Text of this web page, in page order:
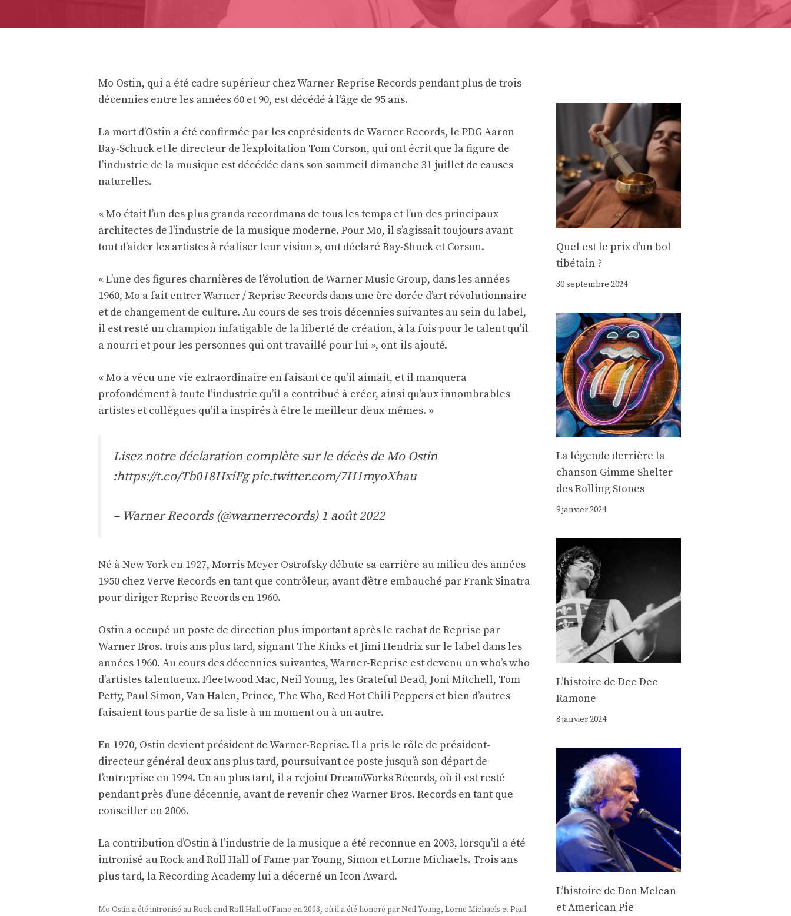
Mo Ostin, qui a été cadre supérieur chez Warner-Reprise Records pendant plus de trois
décennies entre les années 60 et 90, est décédé à l’âge de 95 ans.
La mort d’Ostin a été confirmée par les coprésidents de Warner Records, le PDG Aaron
Bay-Schuck et le directeur de l’exploitation Tom Corson, qui ont écrit que la figure de
l’industrie de la musique est décédée dans son sommeil dimanche 31 juillet de causes
naturelles.
« Mo était l’un des plus grands recordmans de tous les temps et l’un des principaux
architectes de l’industrie de la musique moderne. Pour Mo, il s’agissait toujours avant
tout d’aider les artistes à réaliser leur vision », ont déclaré Bay-Shuck et Corson.
« L’une des figures charnières de l’évolution de Warner Music Group, dans les années
1960, Mo a fait entrer Warner / Reprise Records dans une ère dorée d’art révolutionnaire
et de changement de culture. Au cours de ses trois décennies suivantes au sein du label,
il est resté un champion infatigable de la liberté de création, à la fois pour le talent qu’il
a nourri et pour les personnes qui ont travaillé pour lui », ont-ils ajouté.
« Mo a vécu une vie extraordinaire en faisant ce qu’il aimait, et il manquera
profondément à toute l’industrie qu’il a contribué à créer, ainsi qu’aux innombrables
artistes et collègues qu’il a inspirés à être le meilleur d’eux-mêmes. »
Lisez notre déclaration complète sur le décès de Mo Ostin
:https://t.co/Tb018HxiFg pic.twitter.com/7H1myoXhau
– Warner Records (@warnerrecords)1 août 2022
Né à New York en 1927, Morris Meyer Ostrofsky débute sa carrière au milieu des années
1950 chez Verve Records en tant que contrôleur, avant d’être embauché par Frank Sinatra
pour diriger Reprise Records en 1960.
Ostin a occupé un poste de direction plus important après le rachat de Reprise par
Warner Bros. trois ans plus tard, signant The Kinks et Jimi Hendrix sur le label dans les
années 1960. Au cours des décennies suivantes, Warner-Reprise est devenu un who’s who
d’artistes talentueux. Fleetwood Mac, Neil Young, les Grateful Dead, Joni Mitchell, Tom
Petty, Paul Simon, Van Halen, Prince, The Who, Red Hot Chili Peppers et bien d’autres
faisaient tous partie de sa liste à un moment ou à un autre.
En 1970, Ostin devient président de Warner-Reprise. Il a pris le rôle de président-
directeur général deux ans plus tard, poursuivant ce poste jusqu’à son départ de
l’entreprise en 1994. Un an plus tard, il a rejoint DreamWorks Records, où il est resté
pendant près d’une décennie, avant de revenir chez Warner Bros. Records en tant que
conseiller en 2006.
La contribution d’Ostin à l’industrie de la musique a été reconnue en 2003, lorsqu’il a été
intronisé au Rock and Roll Hall of Fame par Young, Simon et Lorne Michaels. Trois ans
plus tard, la Recording Academy lui a décerné un Icon Award.
Mo Ostin a été intronisé au Rock and Roll Hall of Fame en 2003, où il a été honoré par Neil Young, Lorne Michaels et Paul
Quel est le prix d’un bol
tibétain ?
30 septembre 2024
La légende derrière la
chanson Gimme Shelter
des Rolling Stones
9 janvier 2024
Lʼhistoire de Dee Dee
Ramone
8 janvier 2024
Lʼhistoire de Don Mclean
et American Pie